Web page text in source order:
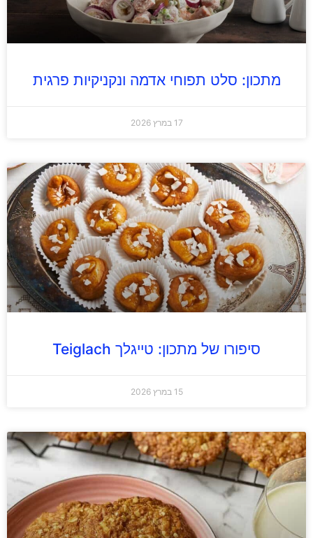
מתכון: סלט תפוחי אדמה ונקניקיות פרגית
17 במרץ 2026
סיפורו של מתכון: טייגלך Teiglach
15 במרץ 2026